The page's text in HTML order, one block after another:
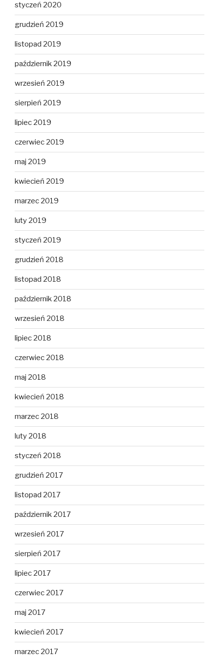
styczeń 2020
grudzień 2019
listopad 2019
październik 2019
wrzesień 2019
sierpień 2019
lipiec 2019
czerwiec 2019
maj 2019
kwiecień 2019
marzec 2019
luty 2019
styczeń 2019
grudzień 2018
listopad 2018
październik 2018
wrzesień 2018
lipiec 2018
czerwiec 2018
maj 2018
kwiecień 2018
marzec 2018
luty 2018
styczeń 2018
grudzień 2017
listopad 2017
październik 2017
wrzesień 2017
sierpień 2017
lipiec 2017
czerwiec 2017
maj 2017
kwiecień 2017
marzec 2017